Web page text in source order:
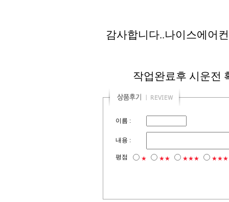
감사합니다..나이스에어
작업완료후 시운전
이름 :
내용 :
평점 ★ ★★ ★★★